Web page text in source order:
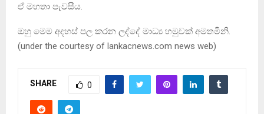
ඒ මහතා පැවසීය.
ඔහු මෙම අදහස් පල කරන ලද්දේ මාධ්‍ය හමුවක් අමතමිනි.
(under the courtesy of lankacnews.com news web)
SHARE 0